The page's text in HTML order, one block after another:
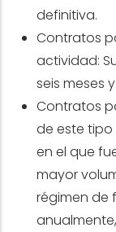
definitiva.
Contratos
actividad:
seis meses
Contratos
de este tipo
en el que
mayor
régimen de